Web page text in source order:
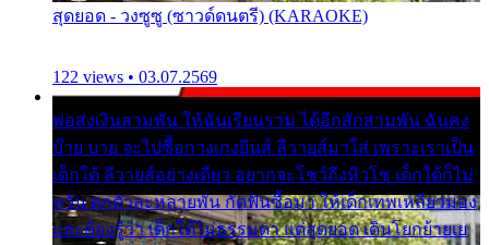
สุดยอด - วงซูซู (ซาวด์ดนตรี) (KARAOKE)
122 views • 03.07.2569
พ่อส่งเงินสามพัน ให้ฉันเรียนราม ได้อีกสักสามพัน ฉันคง
บ๊าย บาย จะไปซื้อกางเกงยีนส์ ลีวายส์มาใส่ เพราะเราเป็น
เด็กใต้ ลีวายส์อย่างเดียว อยากจะโชว์ถึงหิวโซ เด็กใต้ก็ไม่
หวั่น ตกตัวละหลายพัน กัดฟันซื้อมา ให้เด็กเทพเหลียวมอง
และต้องรู้ว่า เด็กใต้ไม่ธรรมดา แต่สุดยอด เดินโยกย้ายเย